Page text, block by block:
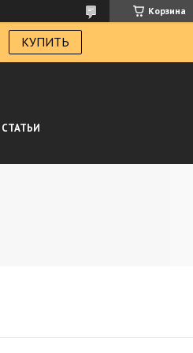
Корзина
КУПИТЬ
СТАТЬИ